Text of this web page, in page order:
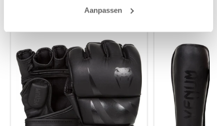
Aanpassen
MAAK JE AANKOOP NOG BETER